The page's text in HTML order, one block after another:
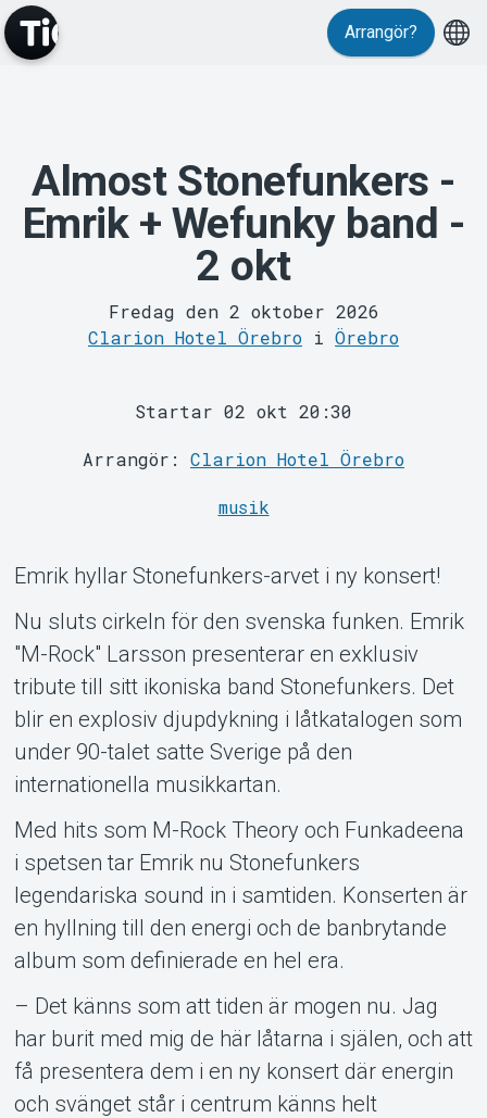
Evenemang
MyTickster
Support
Om Tickster
Arrangör?
Almost Stonefunkers -
Emrik + Wefunky band -
2 okt
Fredag den 2 oktober 2026
Clarion Hotel Örebro i Örebro
Startar 02 okt 20:30
Arrangör: Clarion Hotel Örebro
musik
Emrik hyllar Stonefunkers-arvet i ny konsert!
Nu sluts cirkeln för den svenska funken. Emrik
"M-Rock" Larsson presenterar en exklusiv
tribute till sitt ikoniska band Stonefunkers. Det
blir en explosiv djupdykning i låtkatalogen som
under 90-talet satte Sverige på den
internationella musikkartan.
Med hits som M-Rock Theory och Funkadeena
i spetsen tar Emrik nu Stonefunkers
legendariska sound in i samtiden. Konserten är
en hyllning till den energi och de banbrytande
album som definierade en hel era.
– Det känns som att tiden är mogen nu. Jag
har burit med mig de här låtarna i själen, och att
få presentera dem i en ny konsert där energin
och svänget står i centrum känns helt